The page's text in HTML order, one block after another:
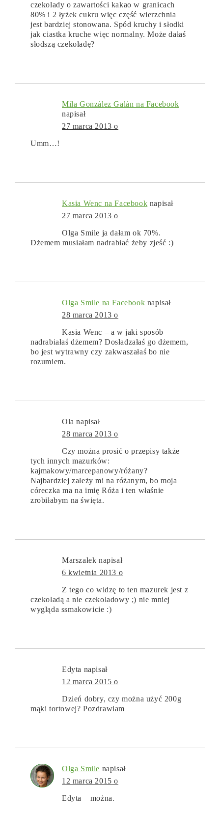
czekolady o zawartości kakao w granicach
80% i 2 łyżek cukru więc część wierzchnia
jest bardziej stonowana. Spód kruchy i słodki
jak ciastka kruche więc normalny. Może dałaś
słodszą czekoladę?
Mila González Galán na Facebook
napisał
27 marca 2013 o
Umm…!
Kasia Wenc na Facebook napisał
27 marca 2013 o
Olga Smile ja dałam ok 70%.
Dżemem musiałam nadrabiać żeby zjeść :)
Olga Smile na Facebook napisał
28 marca 2013 o
Kasia Wenc – a w jaki sposób
nadrabiałaś dżemem? Dosładzałaś go dżemem,
bo jest wytrawny czy zakwaszałaś bo nie
rozumiem.
Ola napisał
28 marca 2013 o
Czy można prosić o przepisy także
tych innych mazurków:
kajmakowy/marcepanowy/różany?
Najbardziej zależy mi na różanym, bo moja
córeczka ma na imię Róża i ten właśnie
zrobiłabym na święta.
Marszałek napisał
6 kwietnia 2013 o
Z tego co widzę to ten mazurek jest z
czekoladą a nie czekoladowy ;) nie mniej
wygląda ssmakowicie :)
Edyta napisał
12 marca 2015 o
Dzień dobry, czy można użyć 200g
mąki tortowej? Pozdrawiam
Olga Smile napisał
12 marca 2015 o
Edyta – można.